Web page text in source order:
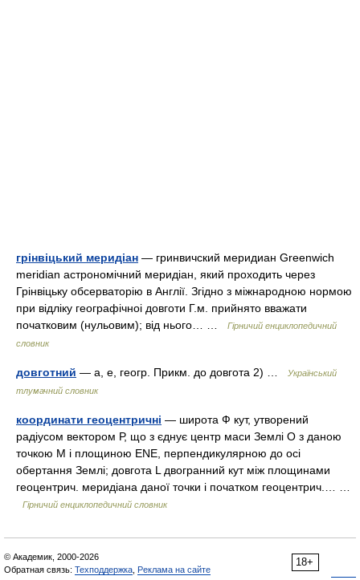
грінвіцький меридіан — гринвичский меридиан Greenwich
meridian астрономічний меридіан, який проходить через
Грінвіцьку обсерваторію в Англії. Згідно з міжнародною нормою
при відліку географічноi довготи Г.м. прийнято вважати
початковим (нульовим); від нього… …
Гірничий енциклопедичний
словник
довготний — а, е, геогр. Прикм. до довгота 2) …
Український
тлумачний словник
координати геоцентричні — широта Ф кут, утворений
радіусом вектором Р, що з єднує центр маси Землі О з даною
точкою М і площиною ЕNE, перпендикулярною до осі
обертання Землі; довгота L двогранний кут між площинами
геоцентрич. меридіана даної точки і початком геоцентрич.… …
Гірничий енциклопедичний словник
18+
© Академик, 2000-2026
Обратная связь: Техподдержка Реклама на сайте